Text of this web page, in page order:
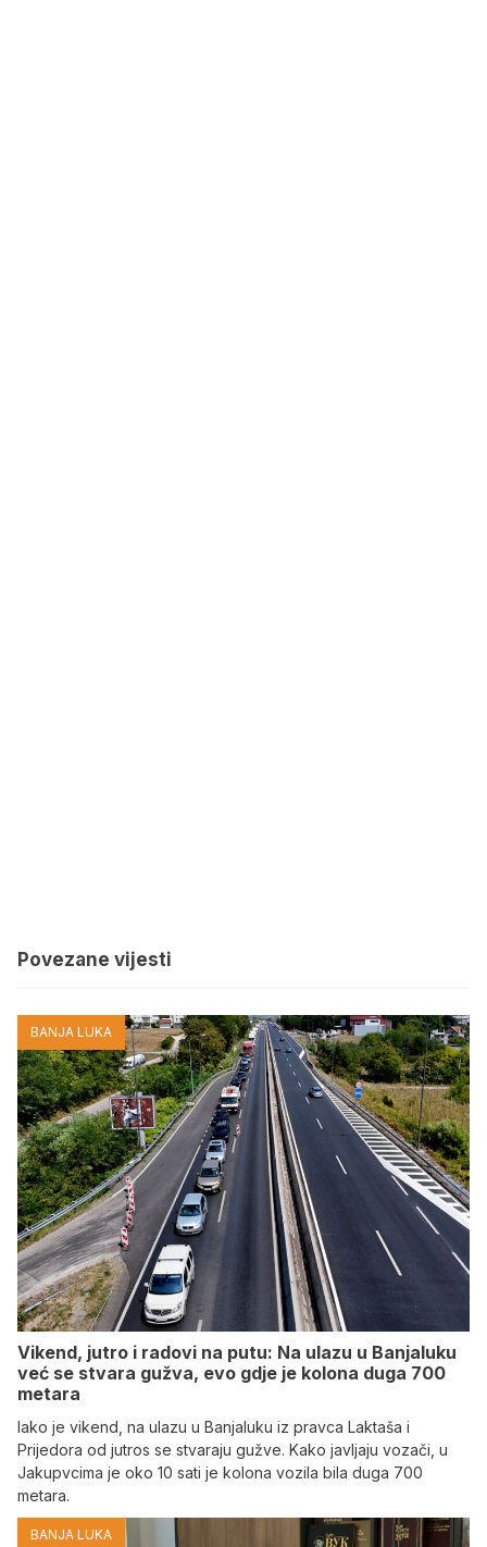
Povezane vijesti
BANJA LUKA
Vikend, jutro i radovi na putu: Na ulazu u Banjaluku
već se stvara gužva, evo gdje je kolona duga 700
metara
Iako je vikend, na ulazu u Banjaluku iz pravca Laktaša i
Prijedora od jutros se stvaraju gužve. Kako javljaju vozači, u
Jakupvcima je oko 10 sati je kolona vozila bila duga 700
metara.
BANJA LUKA